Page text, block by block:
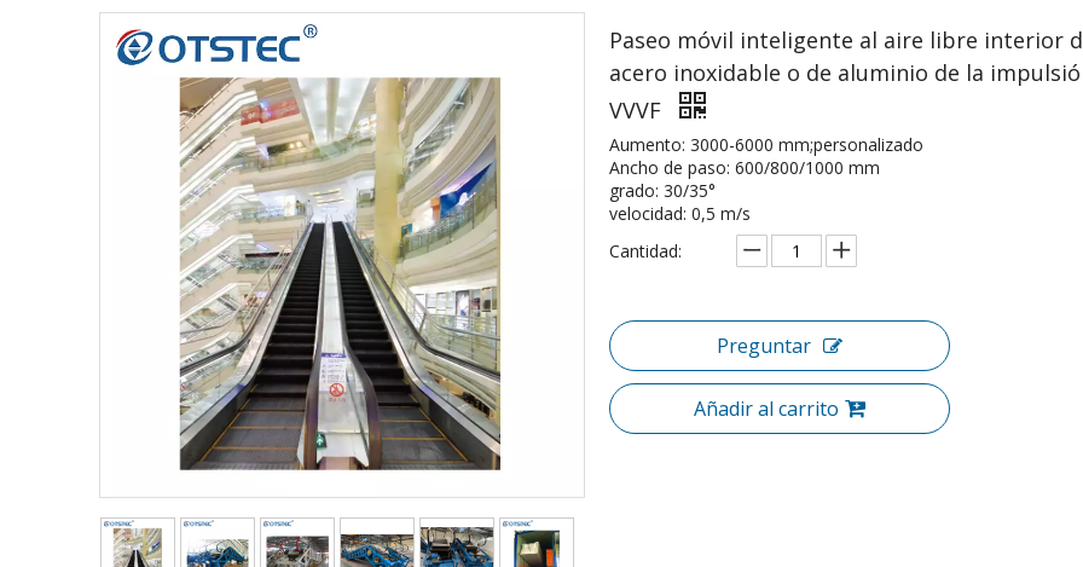
Paseo móvil inteligente al aire libre interior
acero inoxidable o de aluminio de la
VVVF
Aumento: 3000-6000 mm;personalizado
Ancho de paso: 600/800/1000 mm
grado: 30/35°
velocidad: 0,5 m/s
Cantidad:
Preguntar
Añadir al carrito